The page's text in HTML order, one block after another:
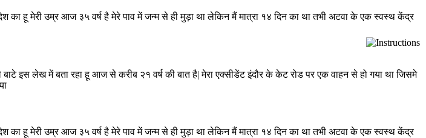
का हू मेरी उम्र आज ३५ वर्ष है मेरे पाव में जन्म से ही मुड़ा था लेकिन मैं मात्रा १४ दिन का था तभी अटवा के एक स्वस्थ केंद्र
बाटे इस लेख में बता रहा हू आज से करीब २१ वर्ष की बात है| मेरा एक्सीडेंट इंदौर के केट रोड पर एक वाहन से हो गया था जिसमे
का हू मेरी उम्र आज ३५ वर्ष है मेरे पाव में जन्म से ही मुड़ा था लेकिन मैं मात्रा १४ दिन का था तभी अटवा के एक स्वस्थ केंद्र